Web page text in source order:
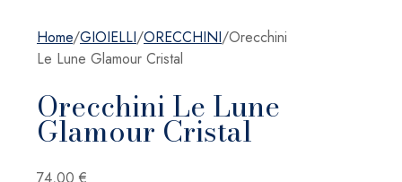
Home/GIOIELLI/ORECCHINI/Orecchini
Le Lune Glamour Cristal
Orecchini Le Lune
Glamour Cristal